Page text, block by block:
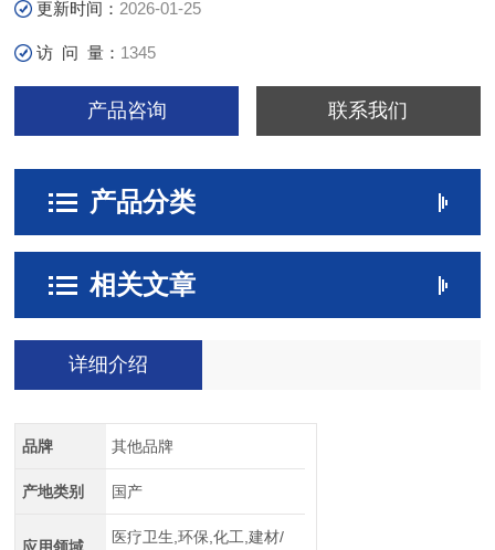
更新时间： 2026-01-25
访 问 量： 1345
产品咨询 联系我们
产品分类
相关文章
详细介绍
品牌 其他品牌
产地类别 国产
应用领域
医疗卫生,环保,化工,建材/